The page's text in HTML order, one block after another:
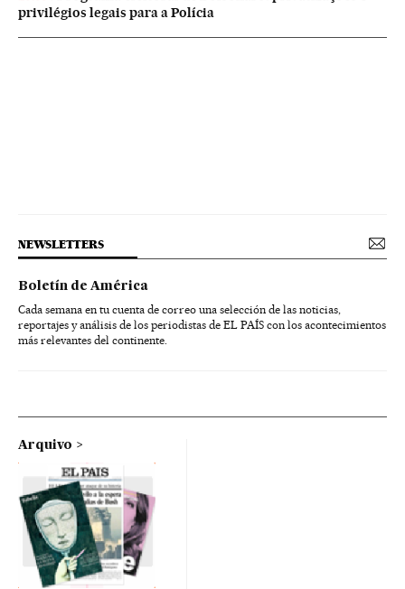
privilégios legais para a Polícia
NEWSLETTERS
Boletín de América
Cada semana en tu cuenta de correo una selección de las noticias,
reportajes y análisis de los periodistas de EL PAÍS con los acontecimientos
más relevantes del continente.
Arquivo